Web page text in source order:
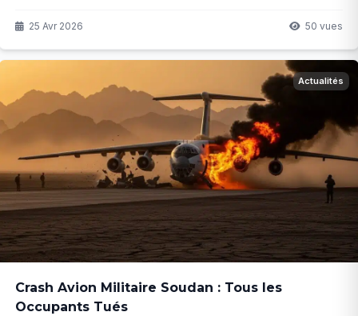
confrontation ?
25 Avr 2026 50 vues
Actualités
Crash Avion Militaire Soudan : Tous les
Occupants Tués